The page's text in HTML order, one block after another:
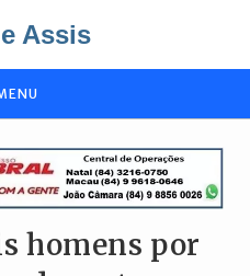
Assis
homens por